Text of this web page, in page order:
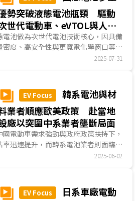
勢突破液態電池瓶頸 驅動
世代電動車、eVTOL與人形
器人應用
電池做為次世代電池技術核心，因具備
度、高安全性與更寬電化學窗口等多
成為全球發展次世代電池主...2025-07-31
EV Focus
韓系電池與材
業者順應歐美政策 赴當地
廠以突圍中系業者壟斷局面
電動車需求強勁與政府政策扶持下，
迅速提升，而韓系電池業者則面臨市
中國市場競爭激烈，韓系電池業者將
2025-06-02
EV Focus
日系車廠電動